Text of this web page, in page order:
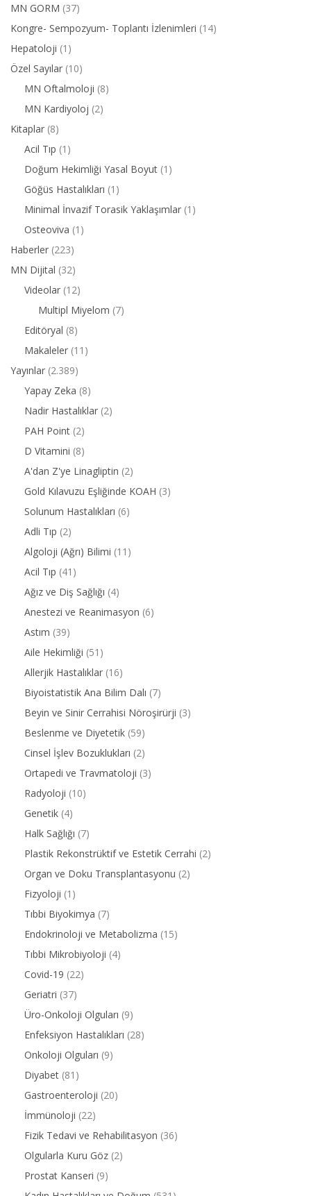
MN GORM (37)
Kongre- Sempozyum- Toplantı İzlenimleri (14)
Hepatoloji (1)
Özel Sayılar (10)
MN Oftalmoloji (8)
MN Kardiyoloj (2)
Kitaplar (8)
Acil Tıp (1)
Doğum Hekimliği Yasal Boyut (1)
Göğüs Hastalıkları (1)
Minimal İnvazif Torasik Yaklaşımlar (1)
Osteoviva (1)
Haberler (223)
MN Dijital (32)
Videolar (12)
Multipl Miyelom (7)
Editöryal (8)
Makaleler (11)
Yayınlar (2.389)
Yapay Zeka (8)
Nadir Hastalıklar (2)
PAH Point (2)
D Vitamini (8)
A'dan Z'ye Linagliptin (2)
Gold Kılavuzu Eşliğinde KOAH (3)
Solunum Hastalıkları (6)
Adli Tıp (2)
Algoloji (Ağrı) Bilimi (11)
Acil Tıp (41)
Ağız ve Diş Sağlığı (4)
Anestezi ve Reanimasyon (6)
Astım (39)
Aile Hekimliği (51)
Allerjik Hastalıklar (16)
Biyoistatistik Ana Bilim Dalı (7)
Beyin ve Sinir Cerrahisi Nöroşirürji (3)
Beslenme ve Diyetetik (59)
Cinsel İşlev Bozuklukları (2)
Ortapedi ve Travmatoloji (3)
Radyoloji (10)
Genetik (4)
Halk Sağlığı (7)
Plastik Rekonstrüktif ve Estetik Cerrahi (2)
Organ ve Doku Transplantasyonu (2)
Fizyoloji (1)
Tıbbi Biyokimya (7)
Endokrinoloji ve Metabolizma (15)
Tıbbi Mikrobiyoloji (4)
Covid-19 (22)
Geriatri (37)
Üro-Onkoloji Olguları (9)
Enfeksiyon Hastalıkları (28)
Onkoloji Olguları (9)
Diyabet (81)
Gastroenteroloji (20)
İmmünoloji (22)
Fizik Tedavi ve Rehabilitasyon (36)
Olgularla Kuru Göz (2)
Prostat Kanseri (9)